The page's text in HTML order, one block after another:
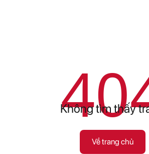
Không tìm thấy
Về trang chủ